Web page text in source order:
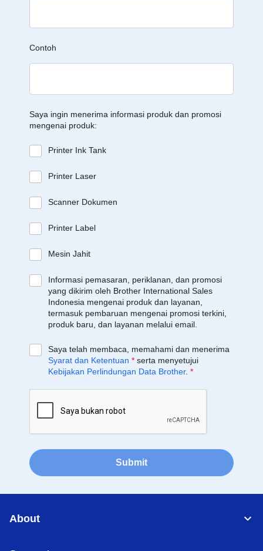
Contoh
Saya ingin menerima informasi produk dan promosi
mengenai produk:
Printer Ink Tank
Printer Laser
Scanner Dokumen
Printer Label
Mesin Jahit
Informasi pemasaran, periklanan, dan promosi
yang dikirim oleh Brother International Sales
Indonesia mengenai produk dan layanan,
termasuk pembaruan mengenai promosi terkini,
produk baru, dan layanan melalui email.
Saya telah membaca, memahami dan menerima
Syarat dan Ketentuan * serta menyetujui
Kebijakan Perlindungan Data Brother. *
Submit
About